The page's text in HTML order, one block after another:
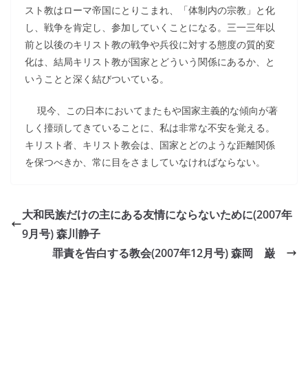
スト教はローマ帝国にとりこまれ、「体制内の宗教」と化
し、戦争を肯定し、参加していくことになる。三一三年以
前と以後のキリスト教の戦争や兵役に対する態度の質的変
化は、結局キリスト教が国家とどういう関係にあるか、と
いうことと深く結びついている。
現今、この日本においてまたもや国家主義的な傾向が著
しく擡頭してきていることに、私は非常な不安を覚える。
キリスト者、キリスト教会は、国家とどのような距離関係
を保つべきか、常に目をさましていなければならない。
大和民族だけの主にある友情にならないために(2007年
9月号) 森川静子
罪責を告白する教会(2007年12月号) 森岡 巌